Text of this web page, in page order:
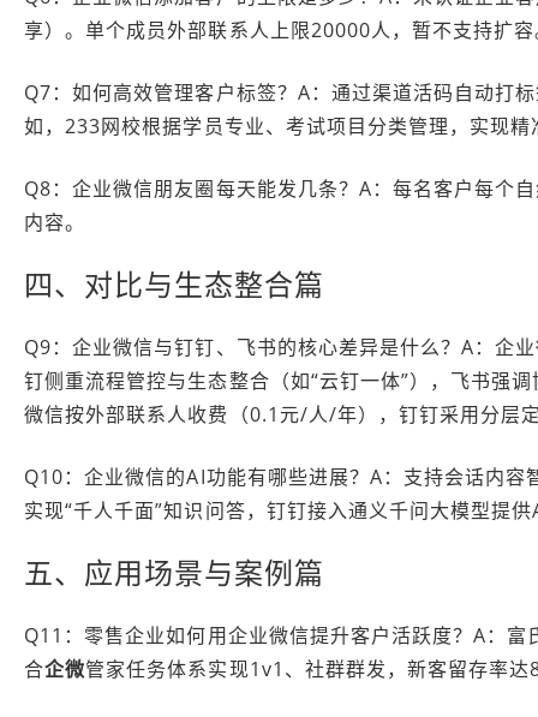
享）。单个成员外部联系人上限20000人，暂不支持扩
Q7：如何高效管理客户标签？A：通过渠道活码自动打
如，233网校根据学员专业、考试项目分类管理，实现精
Q8：企业微信朋友圈每天能发几条？A：每名客户每个
内容。
四、对比与生态整合篇
Q9：企业微信与钉钉、飞书的核心差异是什么？A：企
钉侧重流程管控与生态整合（如“云钉一体”），飞书强
微信按外部联系人收费（0.1元/人/年），钉钉采用分层
Q10：企业微信的AI功能有哪些进展？A：支持会话内
实现“千人千面”知识问答，钉钉接入通义千问大模型提
五、应用场景与案例篇
Q11：零售企业如何用企业微信提升客户活跃度？A：
合企微管家任务体系实现1v1、社群群发，新客留存率达